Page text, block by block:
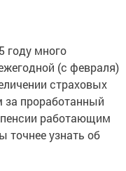
году много
(с февраля)
страховых
проработанный
пенсии работающим
точнее узнать об